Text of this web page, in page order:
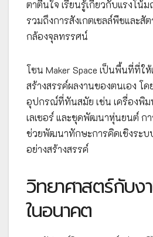
ตาตื่นใจ เรียนรู้เกี่ยวกับแรงโน้
รวมถึงการสังเกตเซลล์พืชและสั
กล้องจุลทรรศน์
โซน Maker Space เป็นพื้นที่ที่ให้
สร้างสรรค์ผลงานของตนเอง โด
อุปกรณ์ที่ทันสมัย เช่น เครื่องพิม
เลเซอร์ และชุดพัฒนาหุ่นยนต์ ก
ช่วยพัฒนาทักษะการคิดเชิงระ
อย่างสร้างสรรค์
วิทยาศาสตร์กับง
ในอนาคต